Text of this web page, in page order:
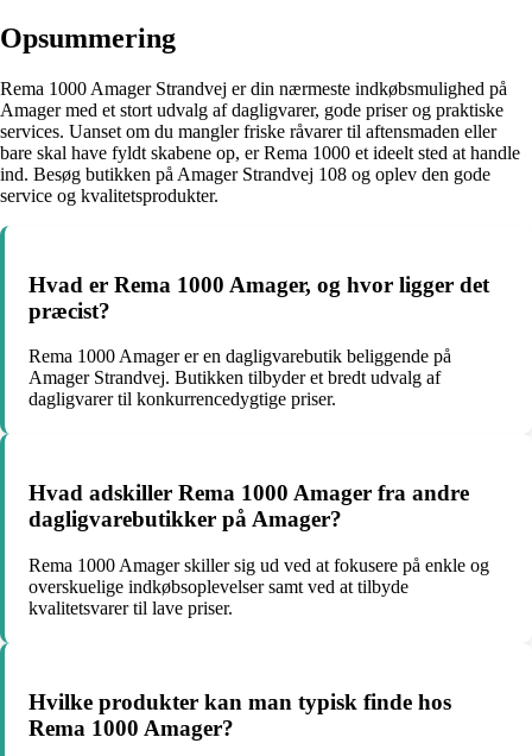
Opsummering
Rema 1000 Amager Strandvej er din nærmeste indkøbsmulighed på
Amager med et stort udvalg af dagligvarer, gode priser og praktiske
services. Uanset om du mangler friske råvarer til aftensmaden eller
bare skal have fyldt skabene op, er Rema 1000 et ideelt sted at handle
ind. Besøg butikken på Amager Strandvej 108 og oplev den gode
service og kvalitetsprodukter.
Hvad er Rema 1000 Amager, og hvor ligger det
præcist?
Rema 1000 Amager er en dagligvarebutik beliggende på
Amager Strandvej. Butikken tilbyder et bredt udvalg af
dagligvarer til konkurrencedygtige priser.
Hvad adskiller Rema 1000 Amager fra andre
dagligvarebutikker på Amager?
Rema 1000 Amager skiller sig ud ved at fokusere på enkle og
overskuelige indkøbsoplevelser samt ved at tilbyde
kvalitetsvarer til lave priser.
Hvilke produkter kan man typisk finde hos
Rema 1000 Amager?